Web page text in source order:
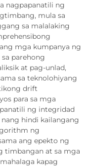
nagpapanatili ng
mula sa
sa malalaking
mga kumpanya ng
parehong
at pag-unlad,
sa teknolohiyang
drift
para sa mga
ng integridad
hindi kailangang
ng
ang epekto ng
timbangan at sa mga
kapag